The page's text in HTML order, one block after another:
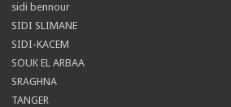
sidi bennour
SIDI SLIMANE
SIDI-KACEM
SOUK EL ARBAA
SRAGHNA
TANGER